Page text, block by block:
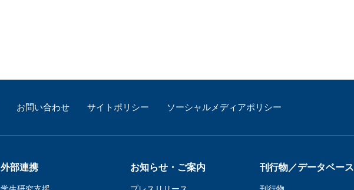
お問い合わせ サイトポリシー ソーシャルメディアポリシー
外部連携 お知らせ・ご案内 刊行物／データベース